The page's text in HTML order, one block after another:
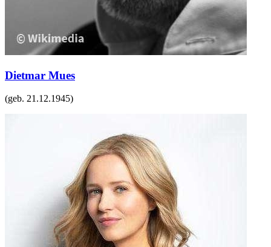
Dietmar Mues
(geb. 21.12.1945)